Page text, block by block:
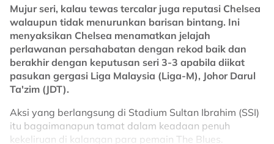
lebih 37 pemain yang bersedia untuk beraksi.
"Jika anda terlena seketika, anda mungkin tersingkir
untuk tiga atau empat bulan."
No node context available.
Related Topics
Mujur seri, kalau tewas tercalar juga reputasi Chelsea
walaupun tidak menurunkan barisan bintang. Ini
menyaksikan Chelsea menamatkan jelajah
perlawanan persahabatan dengan rekod baik dan
berakhir dengan keputusan seri 3-3 apabila diikat
pasukan gergasi Liga Malaysia (Liga-M), Johor Darul
Ta'zim (JDT).
Aksi yang berlangsung di Stadium Sultan Ibrahim (SSI)
itu bagaimanapun tamat dalam keadaan penuh
kekeliruan di kalangan para pemain The Blues.